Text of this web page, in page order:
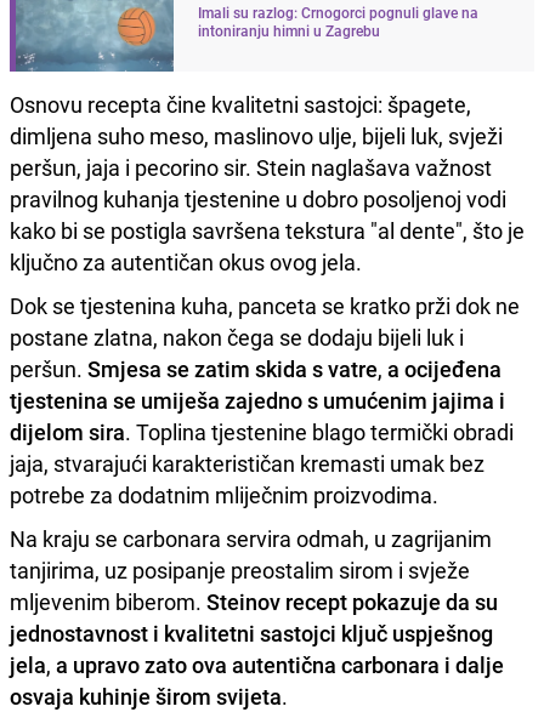
Imali su razlog: Crnogorci pognuli glave na
intoniranju himni u Zagrebu
Osnovu recepta čine kvalitetni sastojci: špagete,
dimljena suho meso, maslinovo ulje, bijeli luk, svježi
peršun, jaja i pecorino sir. Stein naglašava važnost
pravilnog kuhanja tjestenine u dobro posoljenoj vodi
kako bi se postigla savršena tekstura "al dente", što je
ključno za autentičan okus ovog jela.
Dok se tjestenina kuha, panceta se kratko prži dok ne
postane zlatna, nakon čega se dodaju bijeli luk i
peršun. Smjesa se zatim skida s vatre, a ocijeđena
tjestenina se umiješa zajedno s umućenim jajima i
dijelom sira. Toplina tjestenine blago termički obradi
jaja, stvarajući karakterističan kremasti umak bez
potrebe za dodatnim mliječnim proizvodima.
Na kraju se carbonara servira odmah, u zagrijanim
tanjirima, uz posipanje preostalim sirom i svježe
mljevenim biberom. Steinov recept pokazuje da su
jednostavnost i kvalitetni sastojci ključ uspješnog
jela, a upravo zato ova autentična carbonara i dalje
osvaja kuhinje širom svijeta.